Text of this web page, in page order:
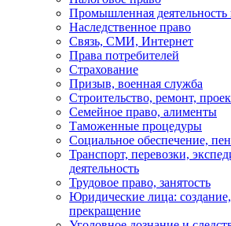
Промышленная деятельность
Наследственное право
Связь, СМИ, Интернет
Права потребителей
Страхование
Призыв, военная служба
Строительство, ремонт,
Семейное право, алименты
Таможенные процедуры
Социальное обеспечение,
Транспорт, перевозки,
деятельность
Трудовое право, занятость
Юридические лица:
прекращение